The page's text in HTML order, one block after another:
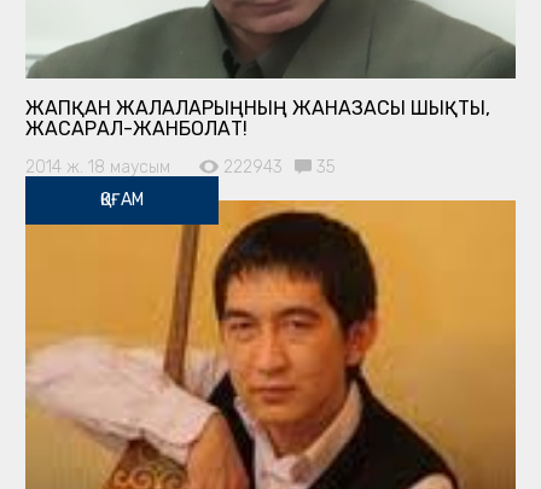
ЖАПҚАН ЖАЛАЛАРЫҢНЫҢ ЖАНАЗАСЫ ШЫҚТЫ,
ЖАСАРАЛ-ЖАНБОЛАТ!
2014 ж. 18 маусым 222943
35
ҚОҒАМ